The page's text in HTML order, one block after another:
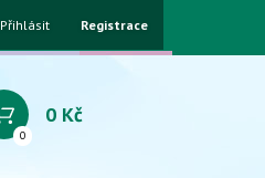
Přihlásit Registrace
0
0 Kč